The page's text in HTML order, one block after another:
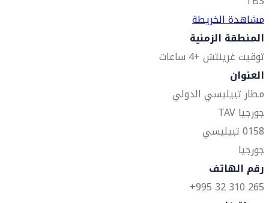
مشاهدة الخريطة
المنطقة الزمنية
توقيت غرينتش +4 ساعات
العنوان
مطار تبيليسي الدولي
جورجيا TAV
0158 تبيليسي
جورجيا
رقم الهاتف
265 310 32 995+